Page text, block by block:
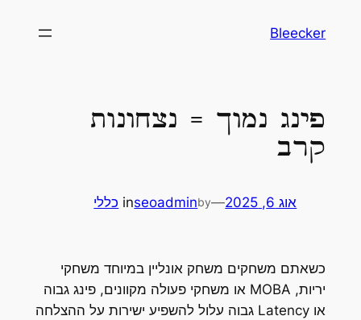
לתוכןBleecker
פינג נמוך = נצחונות
קרב
אוג 6, 2025 —
by
seoadmin
in כללי
כשאתם משחקים משחק אונליין במיוחד משחקי
יריות, MOBA או משחקי פעולה מקוונים, פינג גבוה
או Latency גבוה עלול להשפיע ישירות על ההצלחה